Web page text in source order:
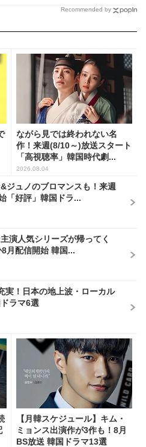
Recommended by
ながら見では終われない名
作！来週(8/10～)放送スタート
「高視聴率」韓国時代劇...
2026.08.04
ジュノのブロマンスも！来週
「好評」韓国ドラ...
演人気シリーズが帰ってく
月配信開始 韓国...
実！日本の地上波・ローカル
ラマ6選
【月韓スケジュール】キム・
ミョンス出演作が3作も！8月
BS放送 韓国ドラマ13選